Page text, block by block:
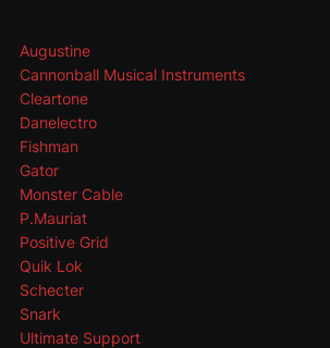
Augustine
Cannonball Musical Instruments
Cleartone
Danelectro
Fishman
Gator
Monster Cable
P.Mauriat
Positive Grid
Quik Lok
Schecter
Snark
Ultimate Support